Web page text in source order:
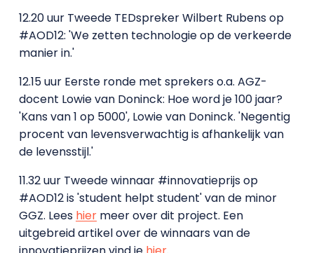
12.20 uur Tweede TEDspreker Wilbert Rubens op
#AOD12: 'We zetten technologie op de verkeerde
manier in.'
12.15 uur Eerste ronde met sprekers o.a. AGZ-
docent Lowie van Doninck: Hoe word je 100 jaar?
'Kans van 1 op 5000', Lowie van Doninck. 'Negentig
procent van levensverwachtig is afhankelijk van
de levensstijl.'
11.32 uur Tweede winnaar #innovatieprijsop
#AOD12is 'student helpt student' van de minor
GGZ. Lees hiermeer over dit project. Een
uitgebreid artikel over de winnaars van de